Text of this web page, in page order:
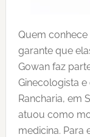
Quem conhece
garante que
Gowan faz
Ginecologista
Rancharia, em
atuou como
medicina. Para